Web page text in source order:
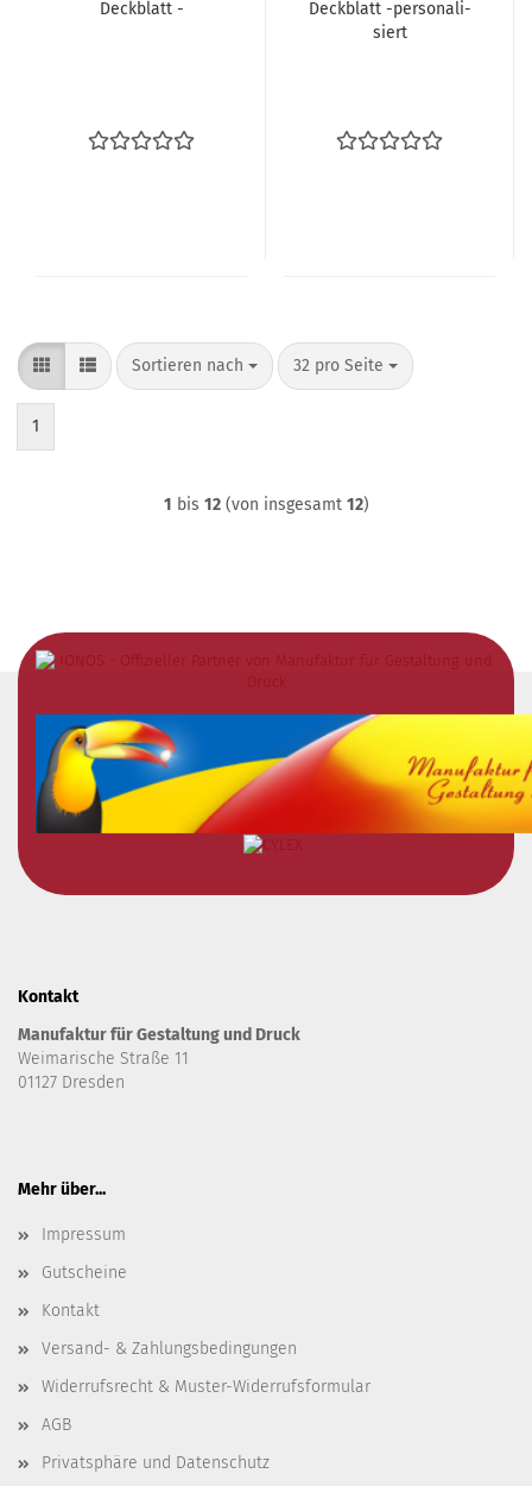
Deck­blatt -
Deck­blatt -​per­so­na­li­
siert
Sortieren nach
Sortieren nach 32 pro Seite
pro Seite
1
1 bis 12(von insgesamt 12)
Kontakt
Manufaktur für Gestaltung und Druck
Weimarische Straße 11
01127 Dresden
Mehr über...
Impressum
Gutscheine
Kontakt
Versand- & Zahlungsbedingungen
Widerrufsrecht & Muster-Widerrufsformular
AGB
Privatsphäre und Datenschutz